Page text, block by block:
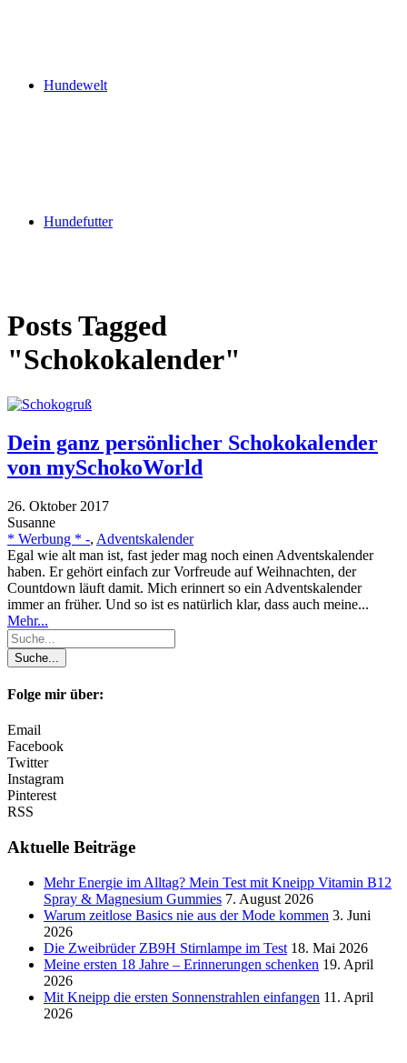
Hundewelt
Hundefutter
Posts Tagged
"Schokokalender"
Dein ganz persönlicher Schokokalender
von mySchokoWorld
26. Oktober 2017
Susanne
* Werbung * -, Adventskalender
Egal wie alt man ist, fast jeder mag noch einen Adventskalender
haben. Er gehört einfach zur Vorfreude auf Weihnachten, der
Countdown läuft damit. Mich erinnert so ein Adventskalender
immer an früher. Und so ist es natürlich klar, dass auch meine...
Mehr...
Folge mir über:
Email
Facebook
Twitter
Instagram
Pinterest
RSS
Aktuelle Beiträge
Mehr Energie im Alltag? Mein Test mit Kneipp Vitamin B12
Spray & Magnesium Gummies 7. August 2026
Warum zeitlose Basics nie aus der Mode kommen 3. Juni
2026
Die Zweibrüder ZB9H Stirnlampe im Test 18. Mai 2026
Meine ersten 18 Jahre – Erinnerungen schenken 19. April
2026
Mit Kneipp die ersten Sonnenstrahlen einfangen 11. April
2026